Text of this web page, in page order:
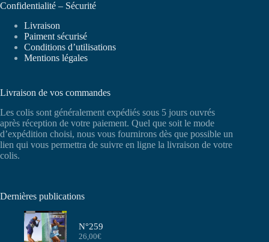
Confidentialité – Sécurité
Livraison
Paiment sécurisé
Conditions d’utilisations
Mentions légales
Livraison de vos commandes
Les colis sont généralement expédiés sous 5 jours ouvrés
après réception de votre paiement. Quel que soit le mode
d’expédition choisi, nous vous fournirons dès que possible un
lien qui vous permettra de suivre en ligne la livraison de votre
colis.
Dernières publications
N°259
26,00€